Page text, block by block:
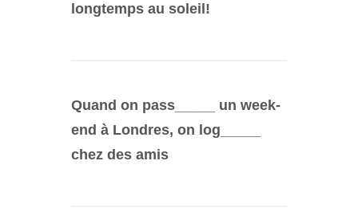
longtemps au soleil!
Quand on pass_____ un week-
end à Londres, on log_____
chez des amis